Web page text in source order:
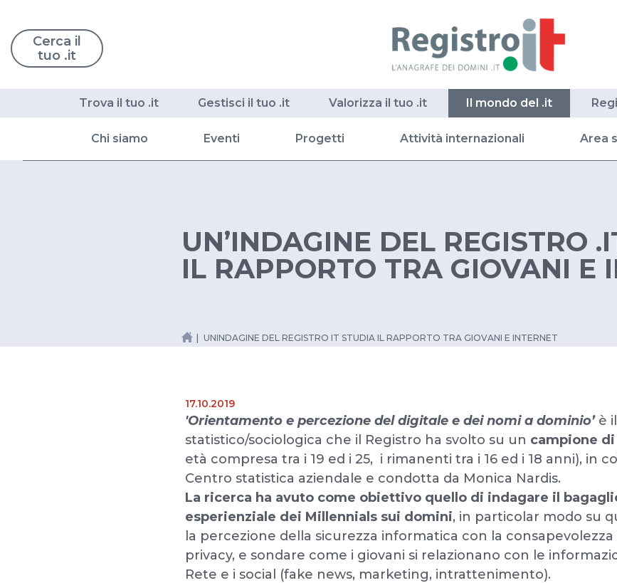
Cerca il
tuo .it
Trova il tuo .it Gestisci il tuo .it Valorizza il tuo .it Il mondo del .it
Chi siamo Eventi Progetti Attività internazionali Area
UN’INDAGINE DEL REGISTRO
IL RAPPORTO TRA GIOVANI E
UNINDAGINE DEL REGISTRO IT STUDIA IL RAPPORTO TRA GIOVANI E INTERNET
17.10.2019
'Orientamento e percezione del digitale e dei nomi a dominio’è
statistico/sociologica che il Registro ha svolto su un campione
età compresa tra i 19 ed i 25, i rimanenti tra i 16 ed i 18 anni), in
Centro statistica aziendale e condotta da Monica Nardis.
La ricerca ha avuto come obiettivo quello di indagare il
esperienziale dei Millennials sui domini, in particolar modo su
la percezione della sicurezza informatica con la
privacy, e sondare come i giovani si relazionano con le
Rete e i social (fake news, marketing, intrattenimento).